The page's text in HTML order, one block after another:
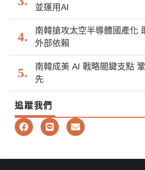
並運用AI
南韓搶攻太空半導體國產化
外部依賴
南韓成美 AI 戰略關鍵支點
先
追蹤我們
F
a
b
L
i
E
n
l